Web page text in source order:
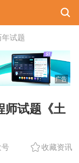
年试题
广告
师试题《土
号 收藏资讯